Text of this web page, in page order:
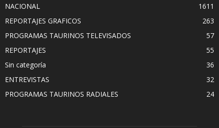
NACIONAL
1611
REPORTAJES GRAFICOS
263
PROGRAMAS TAURINOS TELEVISADOS
57
REPORTAJES
55
Sin categoría
36
ENTREVISTAS
32
PROGRAMAS TAURINOS RADIALES
24